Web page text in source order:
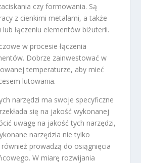
czy formowania. Są
z cienkimi metalami, a także
łączeniu elementów biżuterii.
w procesie łączenia
Dobrze zainwestować w
temperaturze, aby mieć
lutowania.
narzędzi ma swoje specyficzne
się na jakość wykonanej
uwagę na jakość tych narzędzi,
narzędzia nie tylko
prowadzą do osiągnięcia
W miarę rozwijania